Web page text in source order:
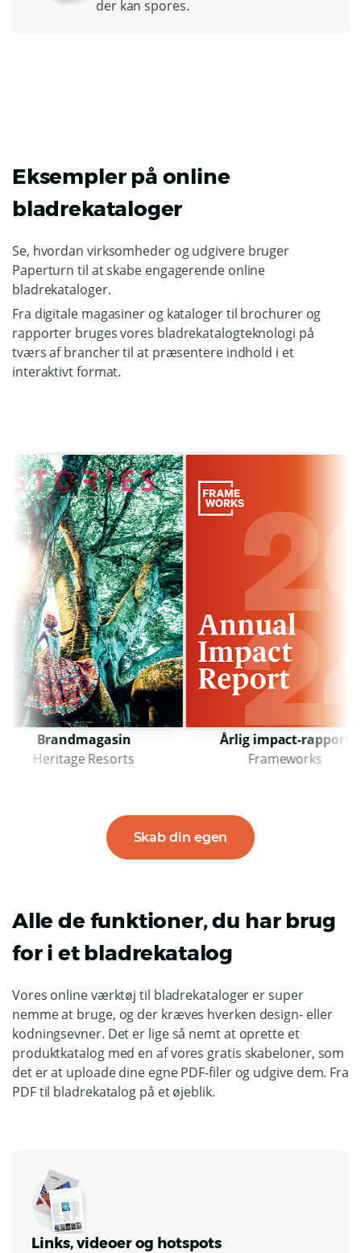
der kan spores.
Eksempler på online
bladrekataloger
Se, hvordan virksomheder og udgivere bruger
Paperturn til at skabe engagerende online
bladrekataloger.
Fra digitale magasiner og kataloger til brochurer og
rapporter bruges vores bladrekatalogteknologi på
tværs af brancher til at præsentere indhold i et
interaktivt format.
Resorts
Årlig impact-rapport
Frameworks
Skab din egen
Alle de funktioner, du har brug
for i et bladrekatalog
Vores online værktøj til bladrekataloger er super
nemme at bruge, og der kræves hverken design- eller
kodningsevner. Det er lige så nemt at oprette et
produktkatalog med en af vores gratis skabeloner, som
det er at uploade dine egne PDF-filer og udgive dem. Fra
PDF til bladrekatalog på et øjeblik.
Links, videoer og hotspots